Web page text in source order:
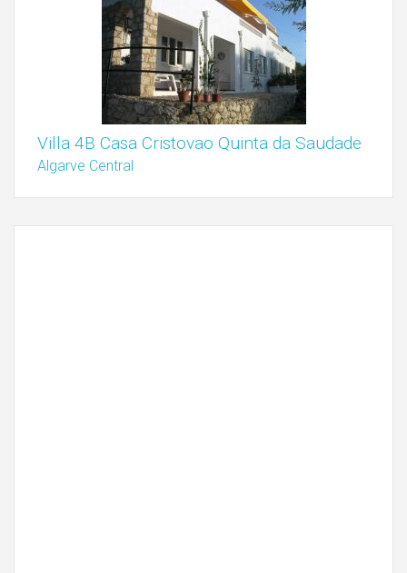
Villa 4B Casa Cristovao Quinta da Saudade
Algarve Central